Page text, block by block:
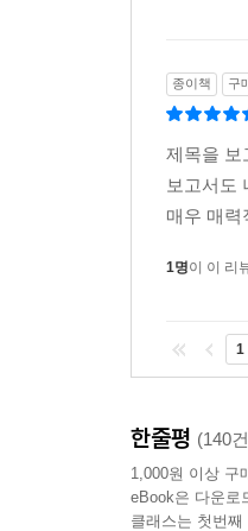
종이책 구
제목을 보
보고서도
매우 매
1명이 이 리
1
한줄평 (140
1,000원 이상 구
eBook은 다운로
클래스는 첫번